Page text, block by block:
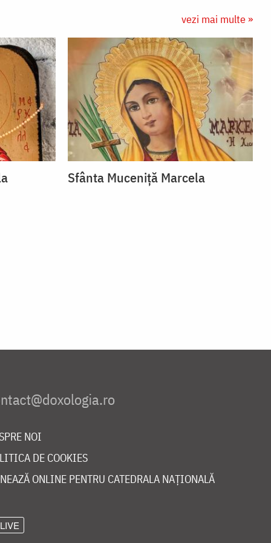
vezi mai multe »
Sfânta Muceniță Marcela
NOI
DE COOKIES
ONLINE PENTRU CATEDRALA NAȚIONALĂ
LIVE